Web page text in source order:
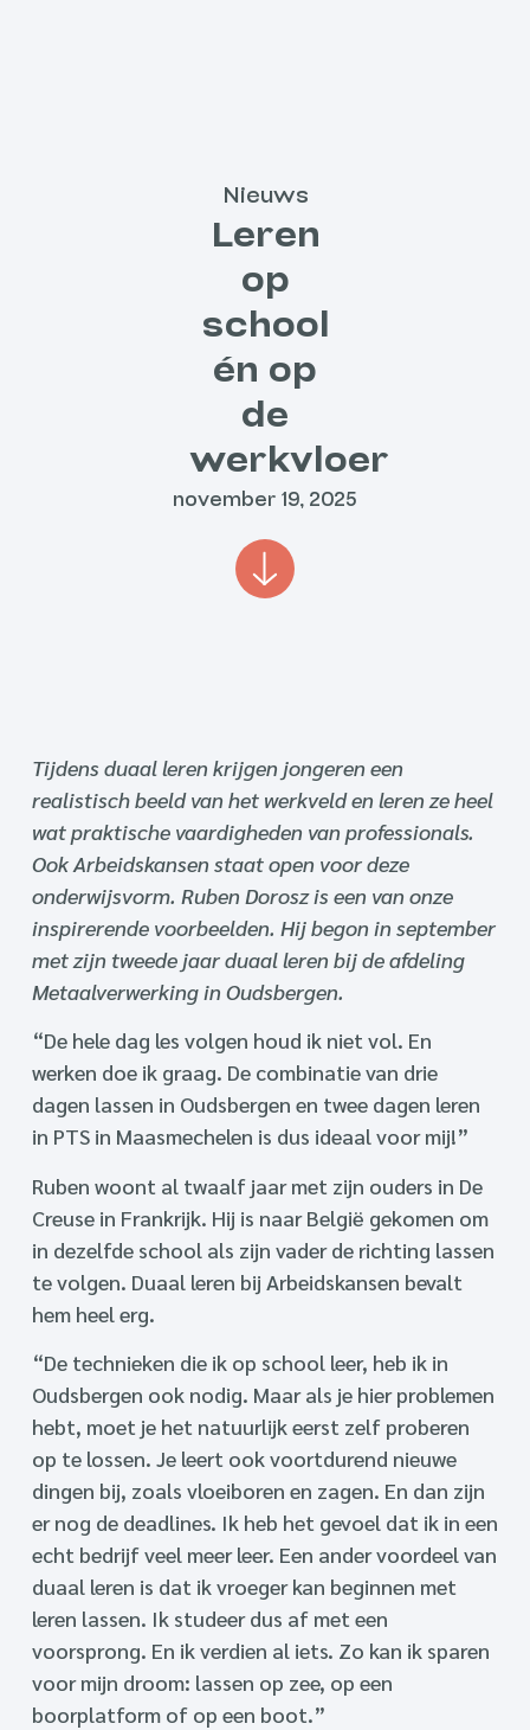
Nieuws
Leren
op
school
én op
de
werkvloer
november 19, 2025
Tijdens duaal leren krijgen jongeren een
realistisch beeld van het werkveld en leren ze heel
wat praktische vaardigheden van professionals.
Ook Arbeidskansen staat open voor deze
onderwijsvorm. Ruben Dorosz is een van onze
inspirerende voorbeelden. Hij begon in september
met zijn tweede jaar duaal leren bij de afdeling
Metaalverwerking in Oudsbergen.
“De hele dag les volgen houd ik niet vol. En
werken doe ik graag. De combinatie van drie
dagen lassen in Oudsbergen en twee dagen leren
in PTS in Maasmechelen is dus ideaal voor mij!”
Ruben woont al twaalf jaar met zijn ouders in De
Creuse in Frankrijk. Hij is naar België gekomen om
in dezelfde school als zijn vader de richting lassen
te volgen. Duaal leren bij Arbeidskansen bevalt
hem heel erg.
“De technieken die ik op school leer, heb ik in
Oudsbergen ook nodig. Maar als je hier problemen
hebt, moet je het natuurlijk eerst zelf proberen
op te lossen. Je leert ook voortdurend nieuwe
dingen bij, zoals vloeiboren en zagen. En dan zijn
er nog de deadlines. Ik heb het gevoel dat ik in een
echt bedrijf veel meer leer. Een ander voordeel van
duaal leren is dat ik vroeger kan beginnen met
leren lassen. Ik studeer dus af met een
voorsprong. En ik verdien al iets. Zo kan ik sparen
voor mijn droom: lassen op zee, op een
boorplatform of op een boot.”